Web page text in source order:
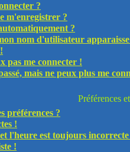
?
m'enregistrer ?
?
nom d'utilisateur
pas me connecter !
mais ne peux plus me
Préférences
préférences ?
!
l'heure est toujours
!